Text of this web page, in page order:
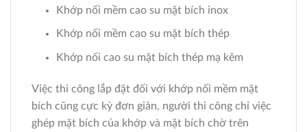
Khớp nối mềm cao su mặt bích inox
Khớp nối mềm cao su mặt bích thép
Khớp nối cao su mặt bích thép mạ kẽm
Việc thi công lắp đặt đối với khớp nối mềm mặt
bích cũng cực kỳ đơn giản, người thi công chỉ việc
ghép mặt bích của khớp và mặt bích chờ trên